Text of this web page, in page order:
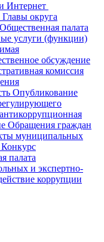
Интернет
округа
Общественная палата
услуги (функции)
обсуждение
комиссия
Опубликование
Обращения граждан
муниципальных
Конкурс
палата
и экспертно-
коррупции